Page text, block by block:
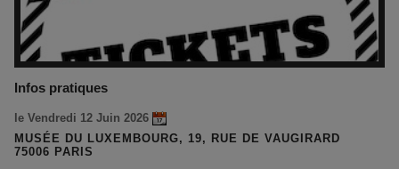
Infos pratiques
le Vendredi 12 Juin 2026
MUSÉE DU LUXEMBOURG, 19, RUE DE VAUGIRARD
75006 PARIS